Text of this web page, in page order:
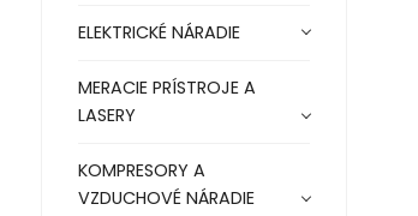
ELEKTRICKÉ NÁRADIE
MERACIE PRÍSTROJE A
LASERY
KOMPRESORY A
VZDUCHOVÉ NÁRADIE